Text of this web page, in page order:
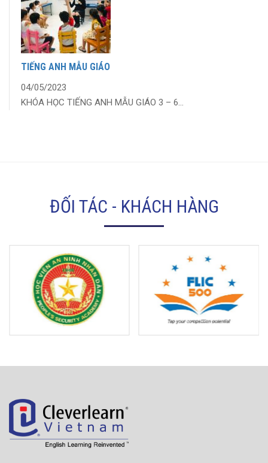
TIẾNG ANH MẪU GIÁO
04/05/2023
KHÓA HỌC TIẾNG ANH MẪU GIÁO 3 – 6...
ĐỐI TÁC - KHÁCH HÀNG